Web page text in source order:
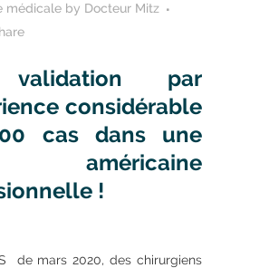
médicale by Docteur Mitz
par
considérable
cas dans une
américaine
!
de mars 2020, des chirurgiens